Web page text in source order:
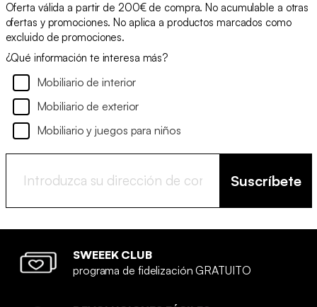
Oferta válida a partir de 200€ de compra. No acumulable a otras
ofertas y promociones. No aplica a productos marcados como
excluido de promociones.
¿Qué información te interesa más?
Mobiliario de interior
Mobiliario de exterior
Mobiliario y juegos para niños
Suscríbete
SWEEEK CLUB
programa de fidelización GRATUITO